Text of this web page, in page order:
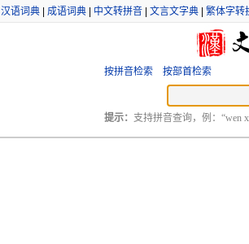
汉语词典 成语词典 中文转拼音 文言文字典 繁体字转
按拼音检索 按部首检索
提示： 支持拼音查询，例：“wen